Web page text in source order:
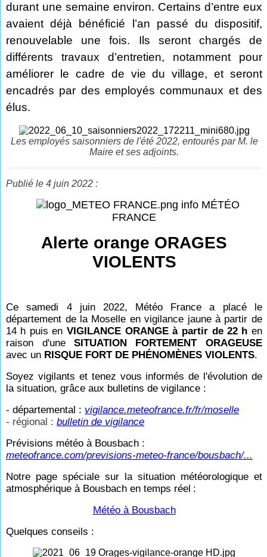
durant une semaine environ. Certains d’entre eux
avaient déjà bénéficié l’an passé du dispositif,
renouvelable une fois. Ils seront chargés de
différents travaux d’entretien, notamment pour
améliorer le cadre de vie du village, et seront
encadrés par des employés communaux et des
élus.
Les employés saisonniers de l'été 2022, entourés par M. le
Maire et ses adjoints.
Publié le 4 juin 2022 :
info MÉTÉO
FRANCE
Alerte orange ORAGES
VIOLENTS
Ce samedi 4 juin 2022, Météo France a placé le
département de la Moselle en vigilance jaune à partir de
14 h puis en VIGILANCE ORANGE à partir de 22 h en
raison d'une SITUATION FORTEMENT ORAGEUSE
avec un RISQUE FORT DE PHÉNOMÈNES VIOLENTS.
Soyez vigilants et tenez vous informés de l'évolution de
la situation, grâce aux bulletins de vigilance :
- départemental : vigilance.meteofrance.fr/fr/moselle
- régional :bulletin de vigilance
Prévisions météo à Bousbach :
meteofrance.com/previsions-meteo-france/bousbach/...
Notre page spéciale sur la situation météorologique et
atmosphérique à Bousbach en temps réel :
Météo à Bousbach
Quelques conseils :